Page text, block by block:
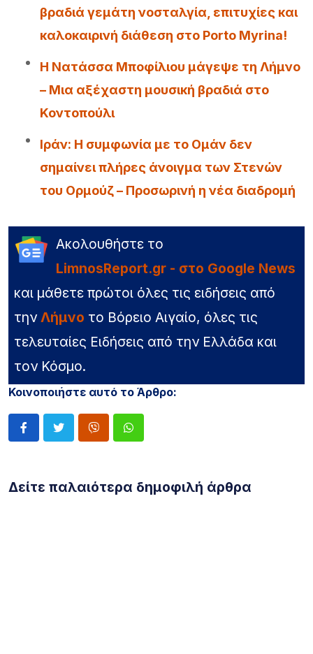
βραδιά γεμάτη νοσταλγία, επιτυχίες και
καλοκαιρινή διάθεση στο Porto Myrina!
Η Νατάσσα Μποφίλιου μάγεψε τη Λήμνο
– Μια αξέχαστη μουσική βραδιά στο
Κοντοπούλι
Iράν: Η συμφωνία με το Ομάν δεν
σημαίνει πλήρες άνοιγμα των Στενών
του Ορμούζ – Προσωρινή η νέα διαδρομή
Ακολουθήστε το
LimnosReport.gr - στο Google News
και μάθετε πρώτοι όλες τις ειδήσεις από
την Λήμνο το Βόρειο Αιγαίο, όλες τις
τελευταίες Ειδήσεις από την Ελλάδα και
τον Κόσμο.
Κοινοποιήστε αυτό το Άρθρο:
Δείτε παλαιότερα δημοφιλή άρθρα